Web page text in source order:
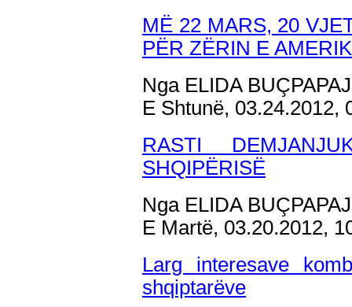
MË 22 MARS, 20
PËR ZËRIN E
Nga ELIDA BUÇPAPAJ
E Shtunë, 03.24.2012,
RASTI
SHQIPËRISË
Nga ELIDA BUÇPAPAJ
E Martë, 03.20.2012,
Larg interesave
shqiptarëve